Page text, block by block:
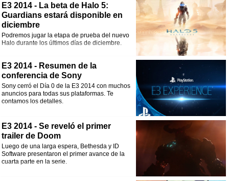
E3 2014 - La beta de Halo 5:
Guardians estará disponible en
diciembre
Podremos jugar la etapa de prueba del nuevo
Halo durante los últimos días de diciembre.
E3 2014 - Resumen de la
conferencia de Sony
Sony cerró el Día 0 de la E3 2014 con muchos
anuncios para todas sus plataformas. Te
contamos los detalles.
E3 2014 - Se reveló el primer
trailer de Doom
Luego de una larga espera, Bethesda y ID
Software presentaron el primer avance de la
cuarta parte en la serie.